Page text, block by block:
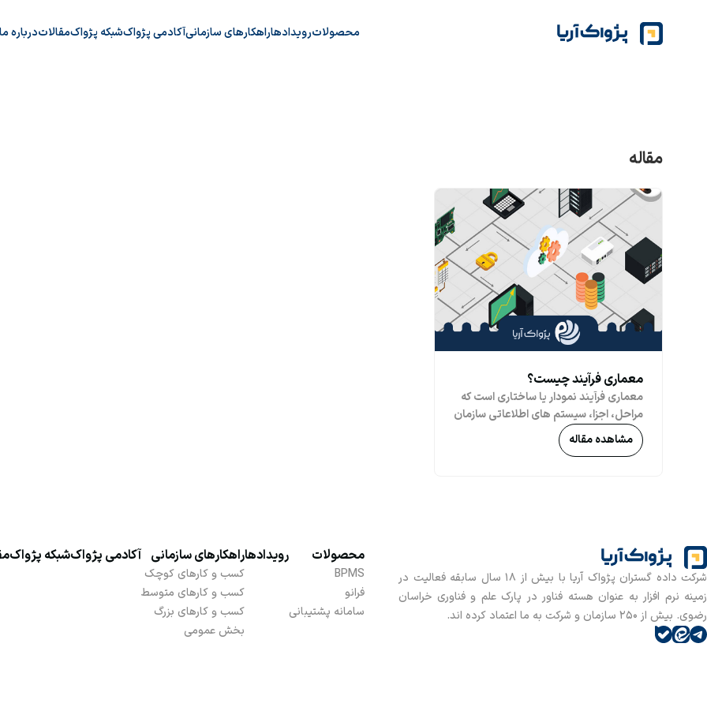
محصولاترویدادهاراهکارهای سازمانیآکادمی پژواکشبکه پژواکمقالاتدرباره ما
مقاله
معماری فرآیند چیست؟
معماری فرآیند نمودار یا ساختاری است که
مراحل، اجزا، سیستم های اطلاعاتی سازمان
و نحوه تأثیرگذاری آن ها بر یکدیگر را
توصیف می کند. توسعه و درک معماری
مشاهده مقاله
شرکت داده گستران پژواک آریا با بیش از 18 سال سابقه فعالیت در
زمینه نرم افزار به عنوان هسته فناور در پارک علم و فناوری خراسان
رضوی. بیش از 250 سازمان و شرکت به ما اعتماد کرده اند.
محصولات
BPMS
فرانو
سامانه پشتیبانی
رویدادهاراهکارهای سازمانی
کسب و کارهای کوچک
کسب و کارهای متوسط
کسب و کارهای بزرگ
بخش عمومی
آکادمی پژواکشبکه پژواک